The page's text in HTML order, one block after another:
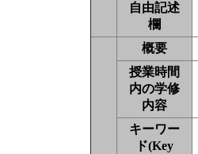
自由記述
欄
概要
授業時間
内の学修
内容
キーワー
ド(Key